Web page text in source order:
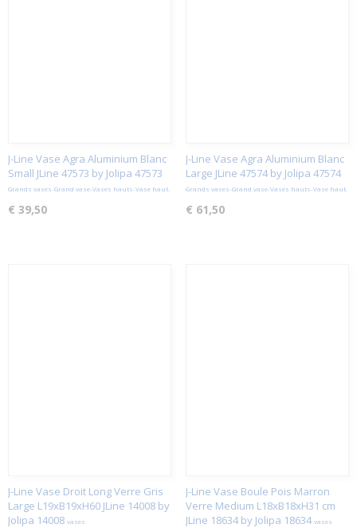
J-Line Vase Agra Aluminium Blanc
Small JLine 47573 by Jolipa 47573
Grands vases-Grand vase-Vases hauts-Vase haut.
€ 39,50
J-Line Vase Agra Aluminium Blanc
Large JLine 47574 by Jolipa 47574
Grands vases-Grand vase-Vases hauts-Vase haut.
€ 61,50
J-Line Vase Droit Long Verre Gris
Large L19xB19xH60 JLine 14008 by
Jolipa 14008 vases
J-Line Vase Boule Pois Marron
Verre Medium L18xB18xH31 cm
JLine 18634 by Jolipa 18634vases